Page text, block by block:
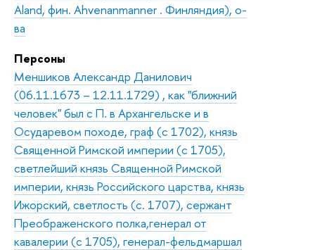
Aland, фин. Ahvenanmanner . Финляндия), о-
ва
Персоны
Меншиков Александр Данилович
(06.11.1673 – 12.11.1729) , как "ближний
человек" был с П. в Архангельске и в
Осударевом походе, граф (с 1702), князь
Священной Римской империи (с 1705),
светлейший князь Священной Римской
империи, князь Российского царства, князь
Ижорский, светлость (с. 1707), сержант
Преображенского полка,генерал от
кавалерии (с 1705), генерал-фельдмаршал